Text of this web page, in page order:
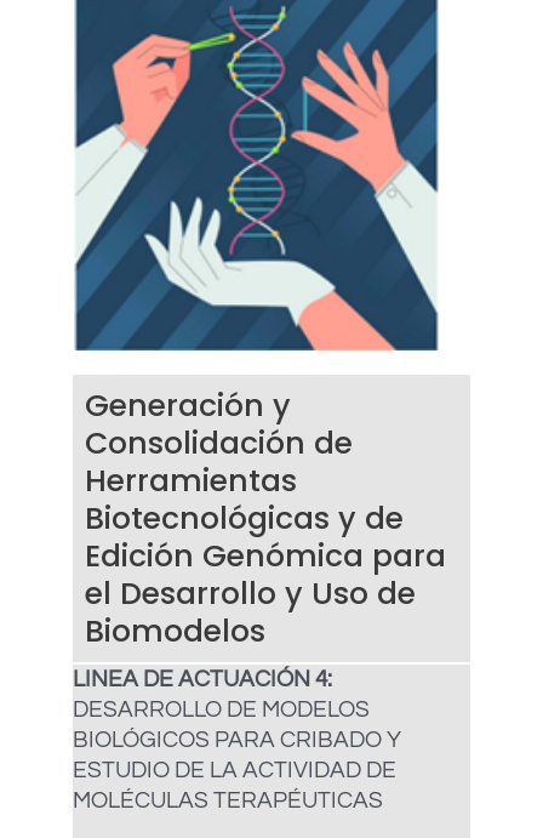
Generación y
Consolidación de
Herramientas
Biotecnológicas y de
Edición Genómica para
el Desarrollo y Uso de
Biomodelos
LINEA DE ACTUACIÓN 4:
DESARROLLO DE MODELOS
BIOLÓGICOS PARA CRIBADO Y
ESTUDIO DE LA ACTIVIDAD DE
MOLÉCULAS TERAPÉUTICAS